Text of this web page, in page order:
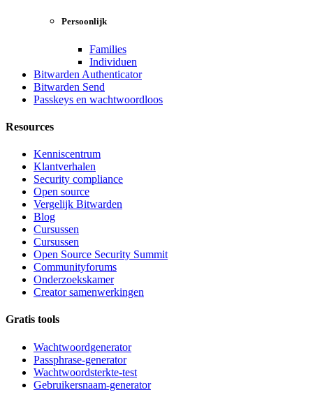
Persoonlijk
Families
Individuen
Bitwarden Authenticator
Bitwarden Send
Passkeys en wachtwoordloos
Resources
Kenniscentrum
Klantverhalen
Security compliance
Open source
Vergelijk Bitwarden
Blog
Cursussen
Cursussen
Open Source Security Summit
Communityforums
Onderzoekskamer
Creator samenwerkingen
Gratis tools
Wachtwoordgenerator
Passphrase-generator
Wachtwoordsterkte-test
Gebruikersnaam-generator